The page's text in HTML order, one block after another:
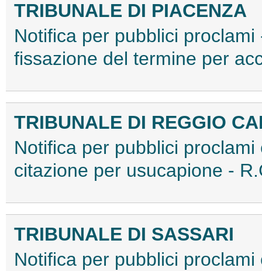
TRIBUNALE DI PIACENZA
Notifica per pubblici
fissazione del termine per
TRIBUNALE DI REGGIO
Notifica per pubblici
citazione per usucapione -
TRIBUNALE DI SASSARI
Notifica per pubblici